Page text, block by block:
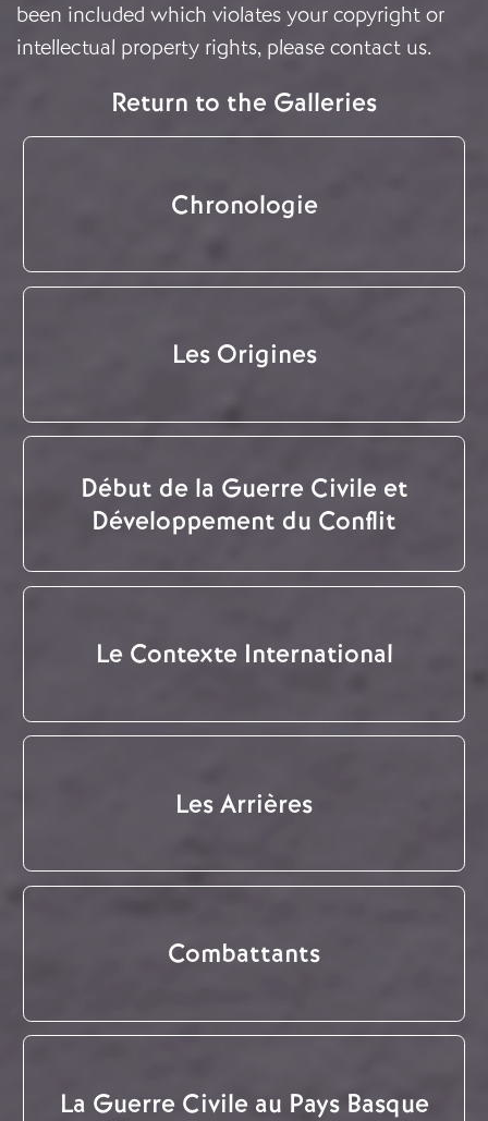
been included which violates your copyright or
intellectual property rights, please contact us.
Return to the Galleries
Chronologie
Les Origines
Début de la Guerre Civile et
Développement du Conflit
Le Contexte International
Les Arrières
Combattants
La Guerre Civile au Pays Basque